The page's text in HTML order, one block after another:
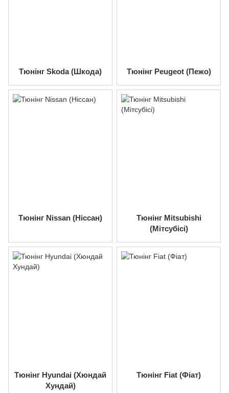
Тюнінг Skoda (Шкода) Тюнінг Peugeot (Пежо)
Тюнінг Nissan (Ніссан)
Тюнінг Mitsubishi
(Мітсубісі)
Тюнінг Hyundai (Хюндай
Хундай)
Тюнінг Fiat (Фіат)